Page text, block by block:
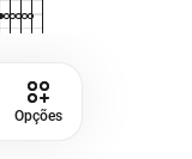
Opções